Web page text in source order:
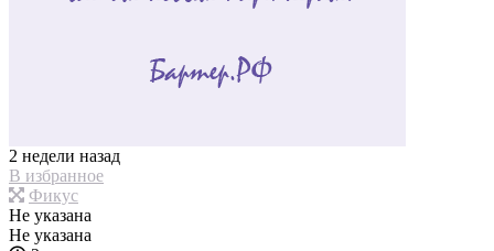
2 недели назад
В избранное
Фикус
Не указана
Не указана